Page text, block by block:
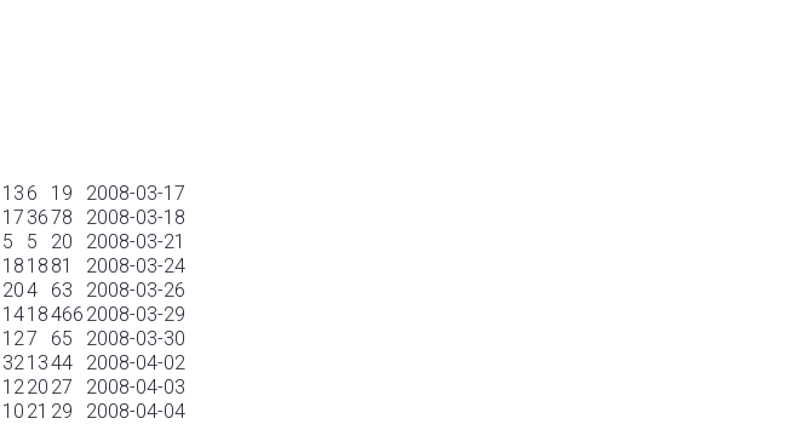
13 6 19
2008-03-17
17 3678
2008-03-18
5 5 20
2008-03-21
18 18 81
2008-03-24
204 63
2008-03-26
1418466 2008-03-29
127 65
2008-03-30
321344
2008-04-02
1220 27
2008-04-03
10 21 29
2008-04-04